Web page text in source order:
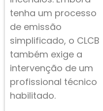
tenha um processo
de emissão
simplificado, o CLCB
também exige a
intervenção de um
profissional técnico
habilitado.